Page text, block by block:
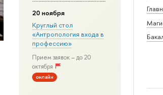
20 ноября
Круглый стол
«Антропология входа в
профессию»
Прием заявок – до 20
октября
онлайн